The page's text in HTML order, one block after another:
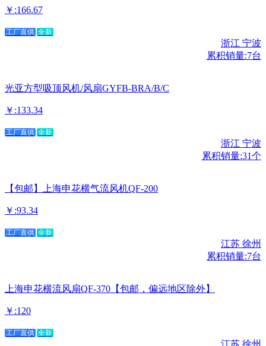
￥:166.67
工厂直供 全新
浙江 宁波
累积销量:7台
光亚方型吸顶风机/风扇GYFB-BRA/B/C
￥:133.34
工厂直供 全新
浙江 宁波
累积销量:31个
【包邮】上海申花横气流风机QF-200
￥:93.34
工厂直供 全新
江苏 徐州
累积销量:7台
上海申花横流风扇QF-370【包邮，偏远地区除外】
￥:120
工厂直供 全新
江苏 徐州